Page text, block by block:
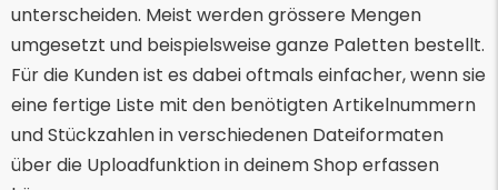
unterscheiden. Meist werden grössere Mengen
umgesetzt und beispielsweise ganze Paletten bestellt.
Für die Kunden ist es dabei oftmals einfacher, wenn sie
eine fertige Liste mit den benötigten Artikelnummern
und Stückzahlen in verschiedenen Dateiformaten
über die Uploadfunktion in deinem Shop erfassen